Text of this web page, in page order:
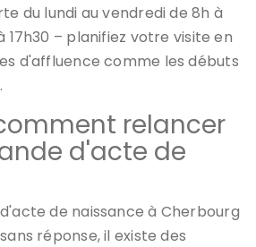
du lundi au vendredi de 8h à
17h30 – planifiez votre visite en
d'affluence comme les débuts
relancer
d'acte de
de naissance à Cherbourg
réponse, il existe des